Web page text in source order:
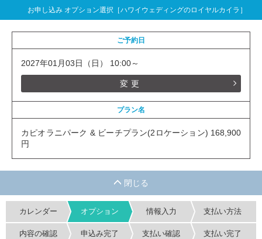
お申し込み オプション選択［ハワイウェディングのロイヤルカイラ］
ご予約日
2027年01月03日（日） 10:00～
変更
プラン名
カピオラニパーク & ビーチプラン(2ロケーション) 168,900
円
カレンダー オプション 情報入力 支払い方法
内容の確認 申込み完了 支払い確認 支払い完了